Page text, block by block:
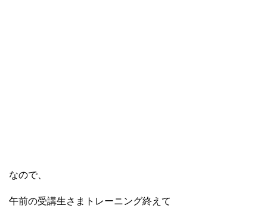
なので、
午前の受講生さまトレーニング終えて